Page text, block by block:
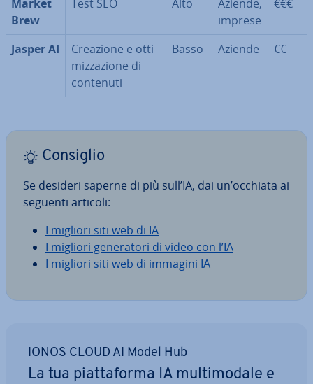
Market
Brew
Test SEO Alto
Aziende,
imprese
€€€
Jasper AI
Creazione e ot­ti­
miz­za­zio­ne di
contenuti
Basso Aziende €€
Consiglio
Se desideri saperne di più sull’IA, dai un’occhiata ai
seguenti articoli:
I migliori siti web di IA
I migliori ge­ne­ra­to­ri di video con l’IA
I migliori siti web di immagini IA
IONOS CLOUD AI Model Hub
La tua piat­ta­for­ma IA mul­ti­mo­da­le e